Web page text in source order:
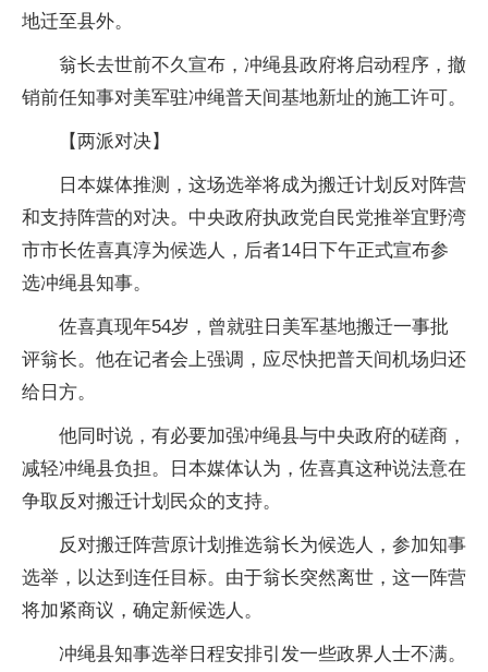
地迁至县外。
翁长去世前不久宣布，冲绳县政府将启动程序，撤
销前任知事对美军驻冲绳普天间基地新址的施工许可。
【两派对决】
日本媒体推测，这场选举将成为搬迁计划反对阵营
和支持阵营的对决。中央政府执政党自民党推举宜野湾
市市长佐喜真淳为候选人，后者14日下午正式宣布参
选冲绳县知事。
佐喜真现年54岁，曾就驻日美军基地搬迁一事批
评翁长。他在记者会上强调，应尽快把普天间机场归还
给日方。
他同时说，有必要加强冲绳县与中央政府的磋商，
减轻冲绳县负担。日本媒体认为，佐喜真这种说法意在
争取反对搬迁计划民众的支持。
反对搬迁阵营原计划推选翁长为候选人，参加知事
选举，以达到连任目标。由于翁长突然离世，这一阵营
将加紧商议，确定新候选人。
冲绳县知事选举日程安排引发一些政界人士不满。